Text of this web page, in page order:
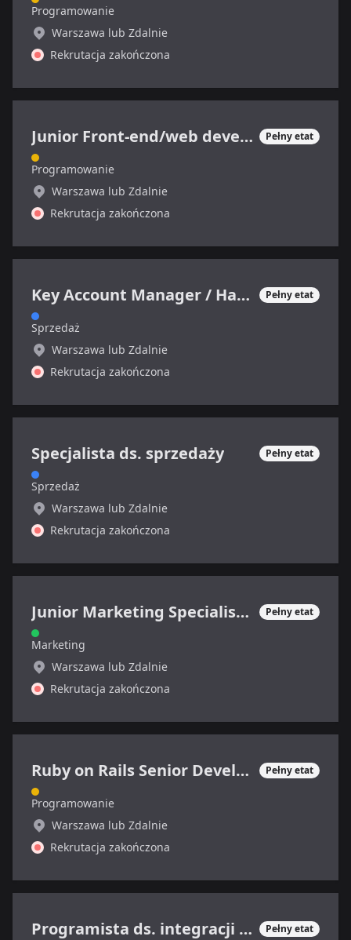
Programowanie
Warszawa lub Zdalnie
Rekrutacja zakończona
Junior Front-end/web developer Pełny etat
Programowanie
Warszawa lub Zdalnie
Rekrutacja zakończona
Key Account Manager / Handlowiec IT (ERP i CRM) Pełny etat
Sprzedaż
Warszawa lub Zdalnie
Rekrutacja zakończona
Specjalista ds. sprzedaży Pełny etat
Sprzedaż
Warszawa lub Zdalnie
Rekrutacja zakończona
Junior Marketing Specialist (sektor SAAS, B2B) Pełny etat
Marketing
Warszawa lub Zdalnie
Rekrutacja zakończona
Ruby on Rails Senior Developer Pełny etat
Programowanie
Warszawa lub Zdalnie
Rekrutacja zakończona
Programista ds. integracji systemów Pełny etat